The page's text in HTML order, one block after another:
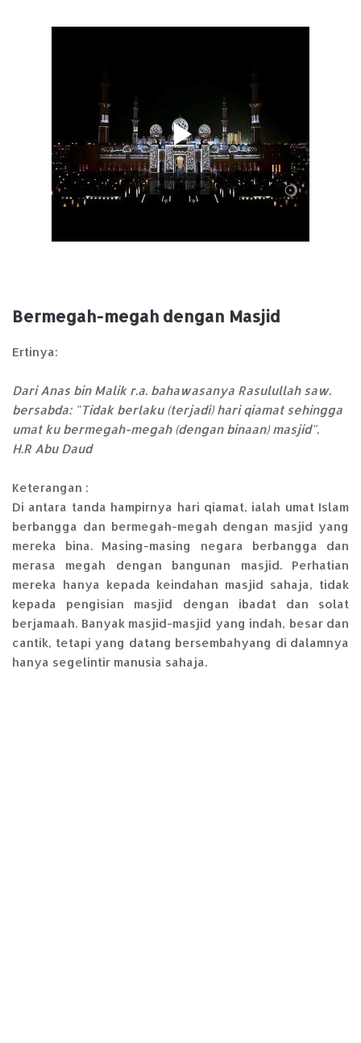
Bermegah-megah dengan Masjid
Ertinya:
Dari Anas bin Malik r.a. bahawasanya Rasulullah saw.
bersabda: "Tidak berlaku (terjadi) hari qiamat sehingga
umat ku bermegah-megah (dengan binaan) masjid".
H.R Abu Daud
Keterangan :
Di antara tanda hampirnya hari qiamat, ialah umat Islam
berbangga dan bermegah-megah dengan masjid yang
mereka bina. Masing-masing negara berbangga dan
merasa megah dengan bangunan masjid. Perhatian
mereka hanya kepada keindahan masjid sahaja, tidak
kepada pengisian masjid dengan ibadat dan solat
berjamaah. Banyak masjid-masjid yang indah, besar dan
cantik, tetapi yang datang bersembahyang di dalamnya
hanya segelintir manusia sahaja.